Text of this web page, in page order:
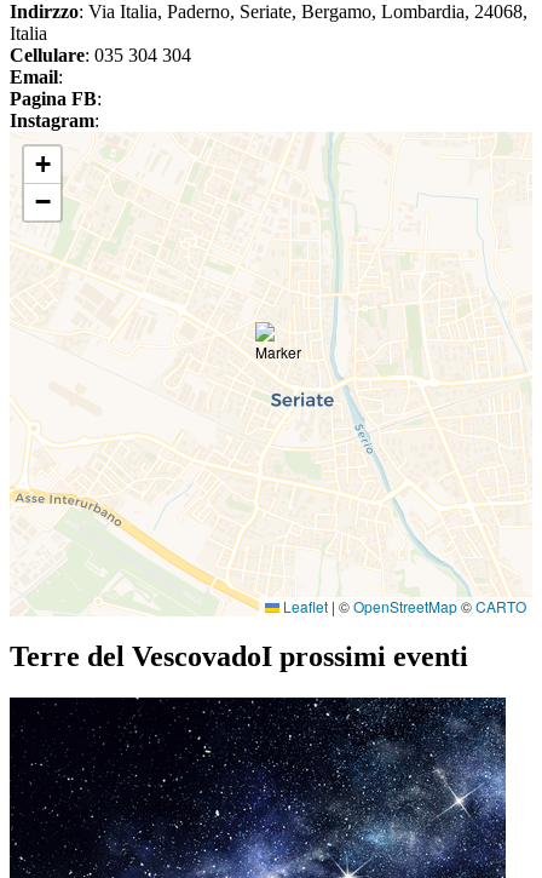
Indirzzo: Via Italia, Paderno, Seriate, Bergamo, Lombardia, 24068,
Italia
Cellulare: 035 304 304
Email:
Pagina FB:
Instagram:
+
−
Leaflet | ©OpenStreetMap©CARTO
Terre del VescovadoI prossimi eventi